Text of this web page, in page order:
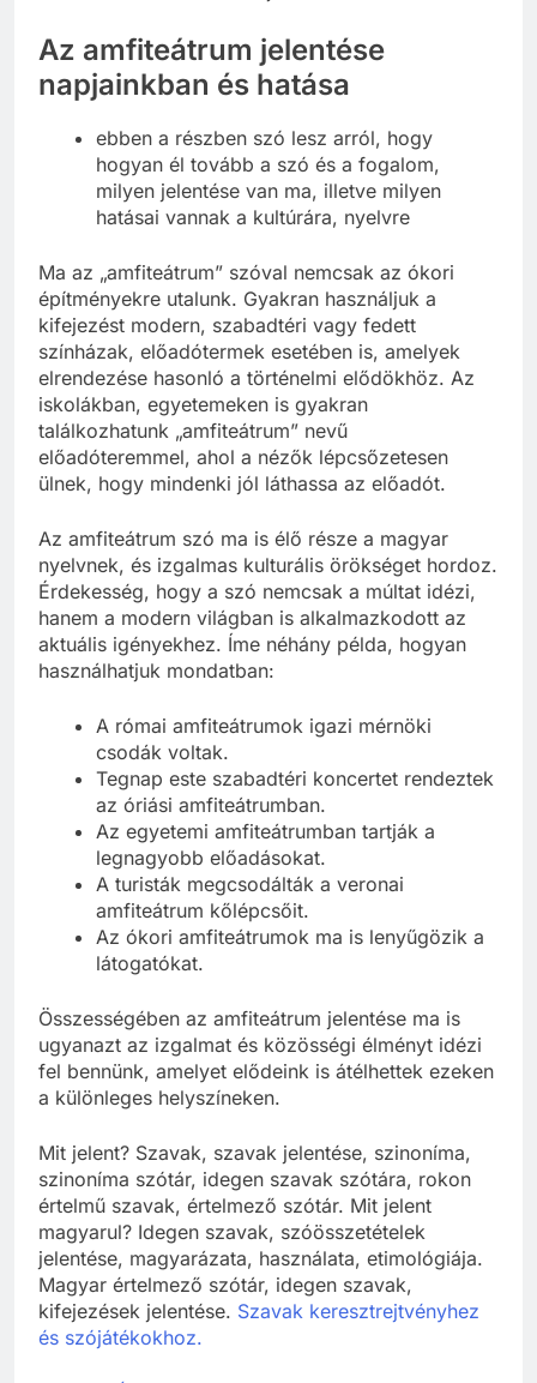
Az amfiteátrum jelentése
napjainkban és hatása
ebben a részben szó lesz arról, hogy
hogyan él tovább a szó és a fogalom,
milyen jelentése van ma, illetve milyen
Ma az „amfiteátrum” szóval nemcsak az ókori
építményekre utalunk. Gyakran használjuk a
kifejezést modern, szabadtéri vagy fedett
színházak, előadótermek esetében is, amelyek
elrendezése hasonló a történelmi elődökhöz. Az
iskolákban, egyetemeken is gyakran
találkozhatunk „amfiteátrum” nevű
előadóteremmel, ahol a nézők lépcsőzetesen
Az amfiteátrum szó ma is élő része a magyar
nyelvnek, és izgalmas kulturális örökséget hordoz.
Érdekesség, hogy a szó nemcsak a múltat idézi,
hanem a modern világban is alkalmazkodott az
aktuális igényekhez. Íme néhány példa, hogyan
A római amfiteátrumok igazi mérnöki
csodák voltak.
Tegnap este szabadtéri koncertet rendeztek
az óriási amfiteátrumban.
Az egyetemi amfiteátrumban tartják a
legnagyobb előadásokat.
A turisták megcsodálták a veronai
amfiteátrum kőlépcsőit.
Az ókori amfiteátrumok ma is lenyűgözik a
Összességében az amfiteátrum jelentése ma is
ugyanazt az izgalmat és közösségi élményt idézi
fel bennünk, amelyet elődeink is átélhettek ezeken
Mit jelent? Szavak, szavak jelentése, szinoníma,
szinoníma szótár, idegen szavak szótára, rokon
értelmű szavak, értelmező szótár. Mit jelent
magyarul? Idegen szavak, szóösszetételek
jelentése, magyarázata, használata, etimológiája.
Magyar értelmező szótár, idegen szavak,
kifejezések jelentése.